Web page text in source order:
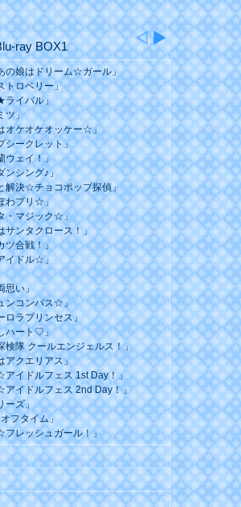
ray BOX1
の娘はドリーム☆ガール」
トロベリー」
イバル」
ツ」
オケオケオッケー☆」
シークレット」
ウェイ！」
ンシング♪」
解決☆チョコポップ探偵」
わプリ☆」
・マジック☆」
サンタクロース！」
ツ合戦！」
イドル☆」
い」
ンコンパス☆」
ロラプリンセス」
ハート♡」
検隊 クールエンジェルス！」
アクエリアス」
イドルフェス 1st Day！」
イドルフェス 2nd Day！」
ーズ」
フタイム」
レッシュガール！」